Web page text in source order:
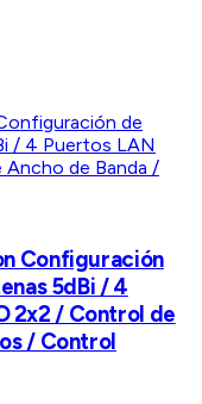
Configuración
5dBi / 4
2x2 / Control de
/ Control